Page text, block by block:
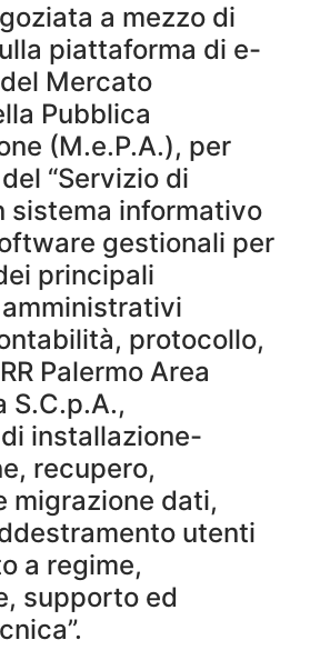
a mezzo di
piattaforma di e-
Mercato
Pubblica
(M.e.P.A.), per
“Servizio di
sistema informativo
gestionali per
principali
protocollo,
Palermo Area
S.C.p.A.,
installazione-
recupero,
migrazione dati,
utenti
a regime,
supporto ed